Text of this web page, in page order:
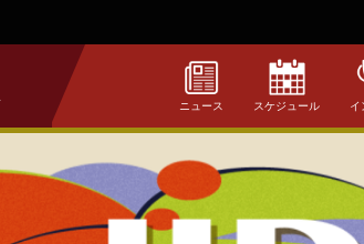
ニュース スケジュール イ